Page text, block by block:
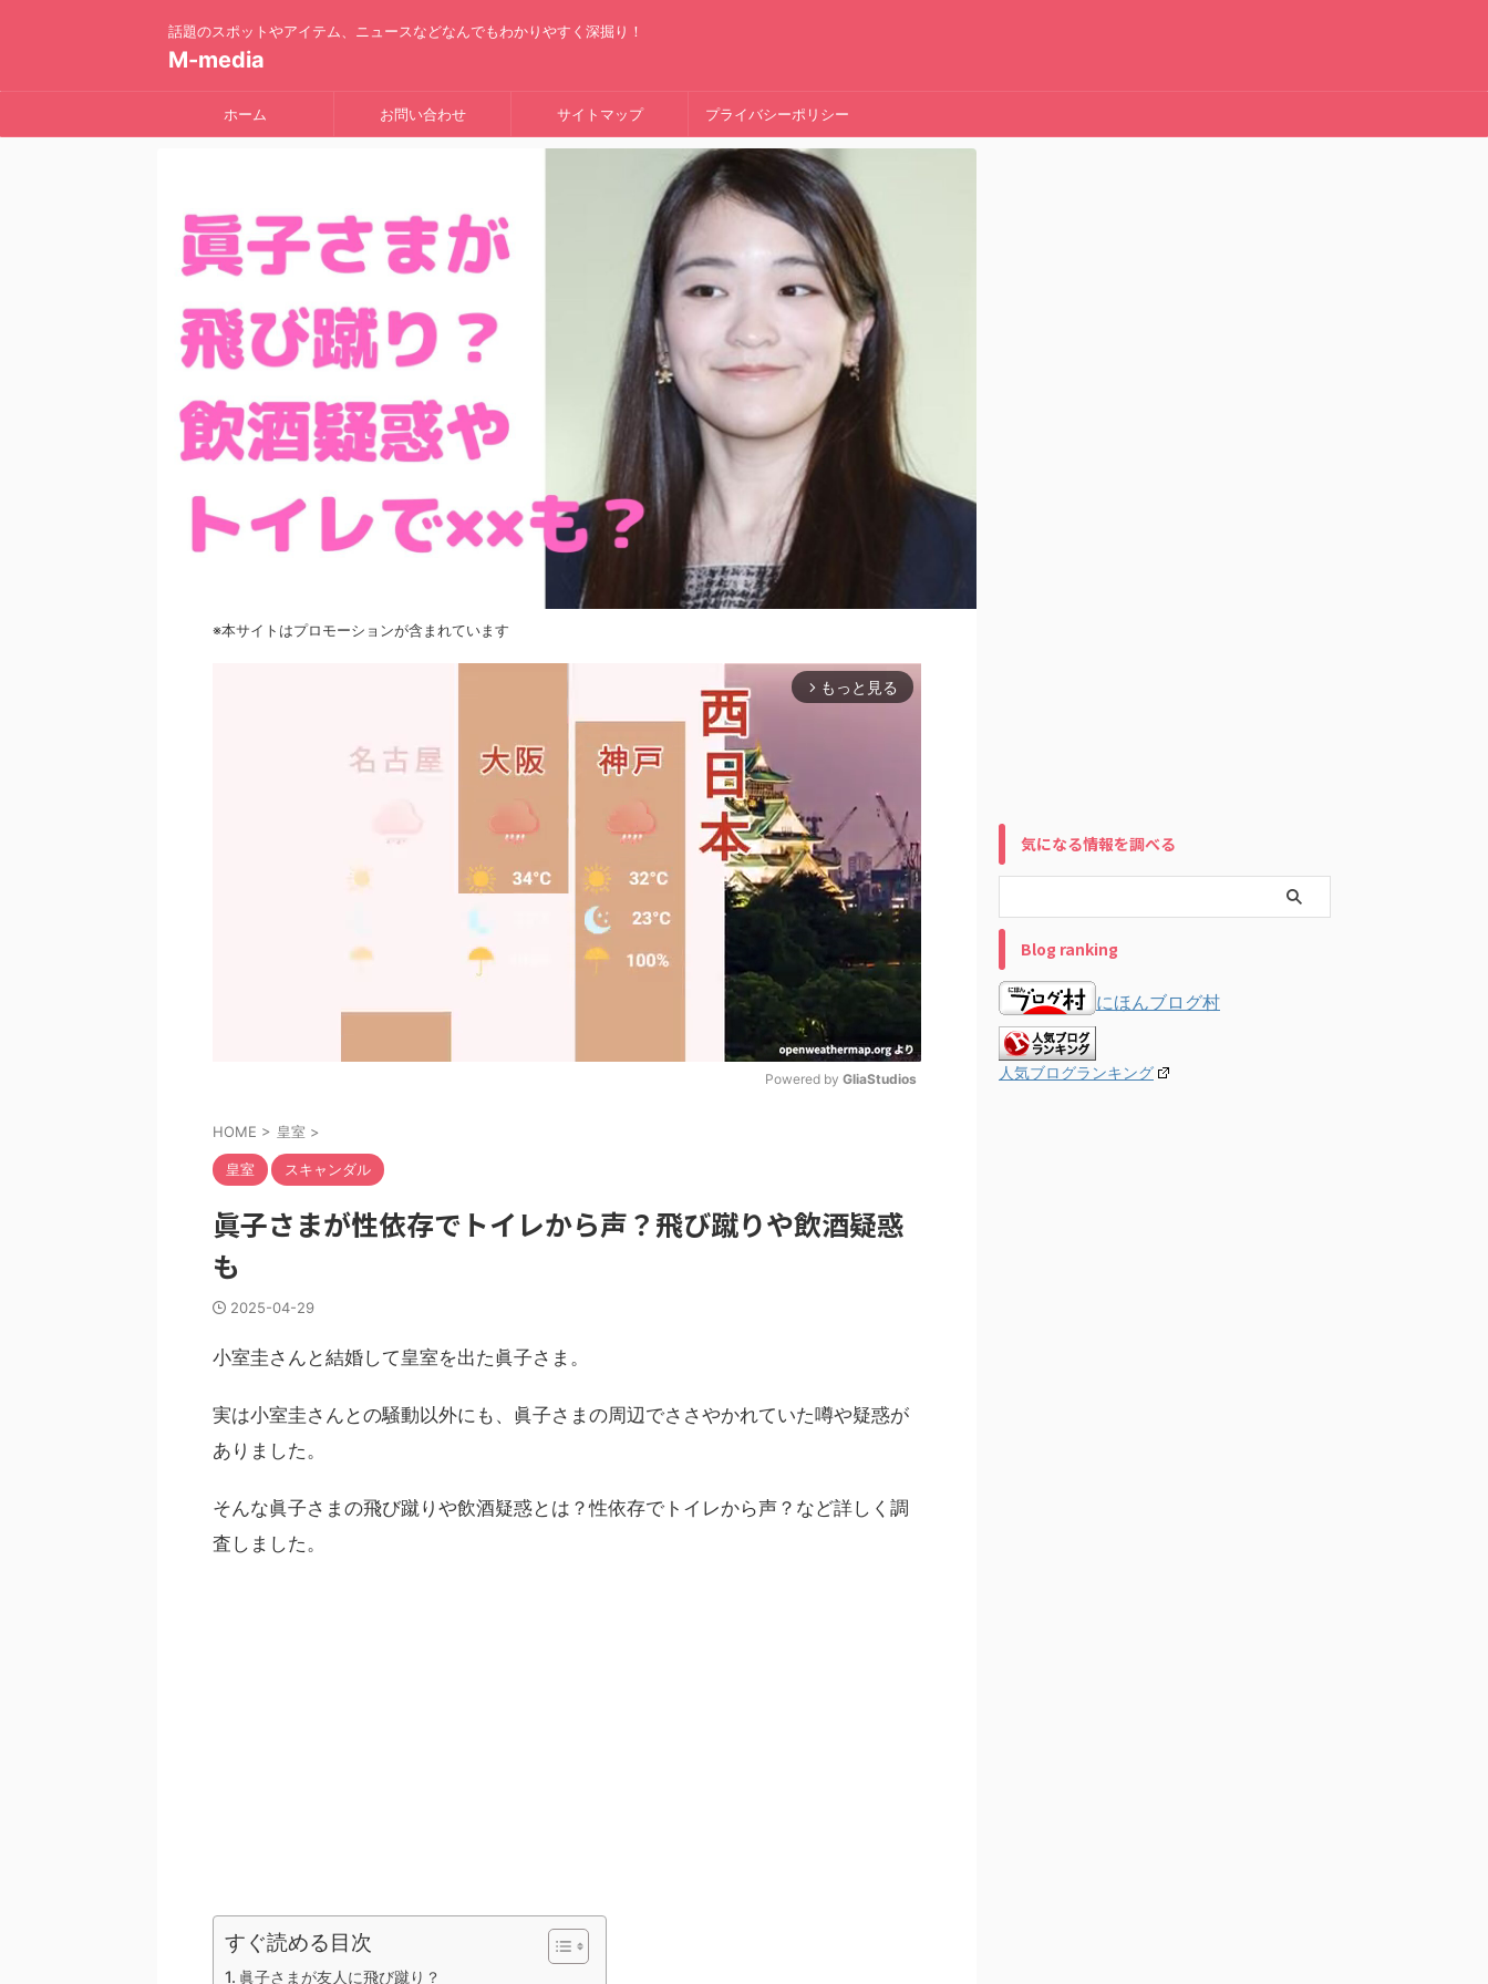
話題のスポットやアイテム、ニュースなどなんでもわかりやすく深掘り！
M-media
ホーム お問い合わせ サイトマップ プライバシーポリシー
※本サイトはプロモーションが含まれています
arrow_forward_ios もっと見る
e
Powered by GliaStudios
HOME > 皇室 >
皇室 スキャンダル
眞子さまが性依存でトイレから声？飛び蹴りや飲酒疑惑
も
2025-04-29
小室圭さんと結婚して皇室を出た眞子さま。
実は小室圭さんとの騒動以外にも、眞子さまの周辺でささやかれていた噂や疑惑が
ありました。
そんな眞子さまの飛び蹴りや飲酒疑惑とは？性依存でトイレから声？など詳しく調
査しました。
すぐ読める目次
眞子さまが友人に飛び蹴り？
気になる情報を調べる
Blog ranking
にほんブログ村
人気ブログランキング